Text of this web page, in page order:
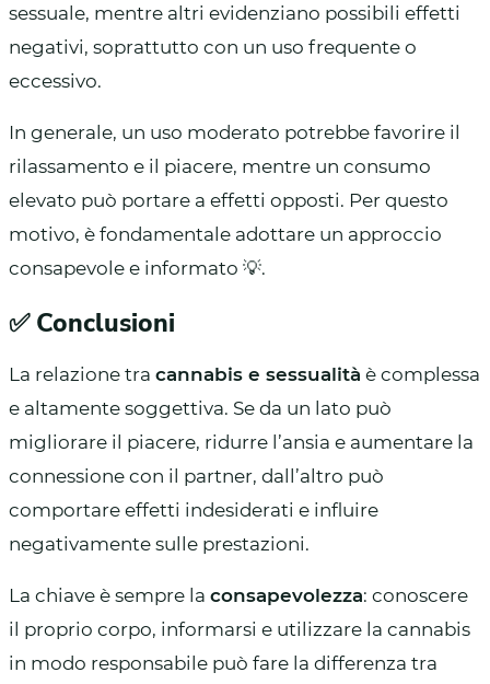
sessuale, mentre altri evidenziano possibili effetti
negativi, soprattutto con un uso frequente o
eccessivo.
In generale, un uso moderato potrebbe favorire il
rilassamento e il piacere, mentre un consumo
elevato può portare a effetti opposti. Per questo
motivo, è fondamentale adottare un approccio
consapevole e informato 💡.
✅ Conclusioni
La relazione tra cannabis e sessualità è complessa
e altamente soggettiva. Se da un lato può
migliorare il piacere, ridurre l’ansia e aumentare la
connessione con il partner, dall’altro può
comportare effetti indesiderati e influire
negativamente sulle prestazioni.
La chiave è sempre la consapevolezza: conoscere
il proprio corpo, informarsi e utilizzare la cannabis
in modo responsabile può fare la differenza tra